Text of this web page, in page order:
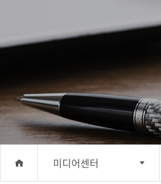
미디어센터